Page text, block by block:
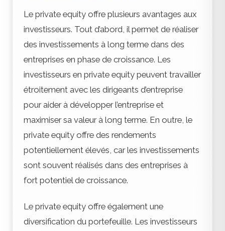
Le private equity offre plusieurs avantages aux
investisseurs. Tout d’abord, il permet de réaliser
des investissements à long terme dans des
entreprises en phase de croissance. Les
investisseurs en private equity peuvent travailler
étroitement avec les dirigeants d’entreprise
pour aider à développer l’entreprise et
maximiser sa valeur à long terme. En outre, le
private equity offre des rendements
potentiellement élevés, car les investissements
sont souvent réalisés dans des entreprises à
fort potentiel de croissance.
Le private equity offre également une
diversification du portefeuille. Les investisseurs